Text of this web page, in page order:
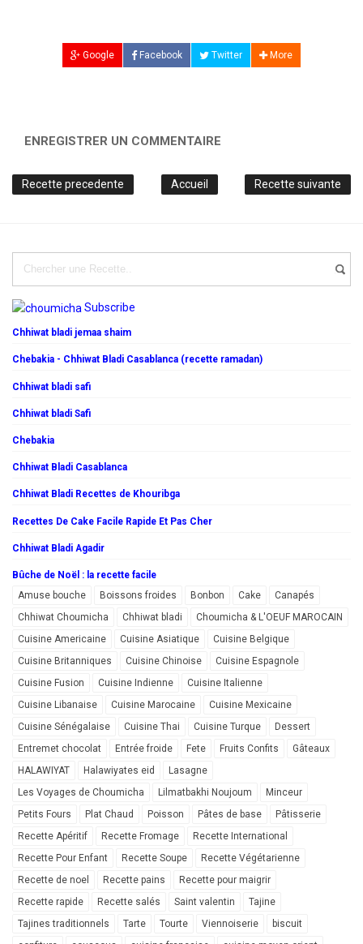
Google Facebook Twitter More
ENREGISTRER UN COMMENTAIRE
Recette precedente Recette suivante
Accueil
Subscribe
Chhiwat bladi jemaa shaim
Chebakia - Chhiwat Bladi Casablanca (recette ramadan)
Chhiwat bladi safi
Chhiwat bladi Safi
Chebakia
Chhiwat Bladi Casablanca
Chhiwat Bladi Recettes de Khouribga
Recettes De Cake Facile Rapide Et Pas Cher
Chhiwat Bladi Agadir
Bûche de Noël : la recette facile
Amuse bouche
Boissons froides Bonbon Cake
Canapés
Chhiwat Choumicha
Chhiwat bladi
Choumicha & L'OEUF MAROCAIN
Cuisine Americaine
Cuisine Asiatique
Cuisine Belgique
Cuisine Britanniques
Cuisine Chinoise
Cuisine Espagnole
Cuisine Fusion
Cuisine Indienne
Cuisine Italienne
Cuisine Libanaise
Cuisine Marocaine
Cuisine Mexicaine
Cuisine Sénégalaise
Cuisine Thai Cuisine Turque
Dessert
Entremet chocolat
Entrée froide Fete Fruits Confits
Gâteaux
HALAWIYAT
Halawiyates eid
Lasagne
Les Voyages de Choumicha
Lilmatbakhi Noujoum
Minceur
Petits Fours
Plat Chaud Poisson Pâtes de base
Pâtisserie
Recette Apéritif
Recette Fromage
Recette International
Recette Pour Enfant
Recette Soupe
Recette Végétarienne
Recette de noel
Recette pains
Recette pour maigrir
Recette rapide
Recette salés Saint valentin
Tajine
Tajines traditionnels
Tarte Tourte Viennoiserie
biscuit